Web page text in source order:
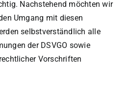
Nachstehend möchten wir
Umgang mit diesen
selbstverständlich alle
der DSVGO sowie
Vorschriften